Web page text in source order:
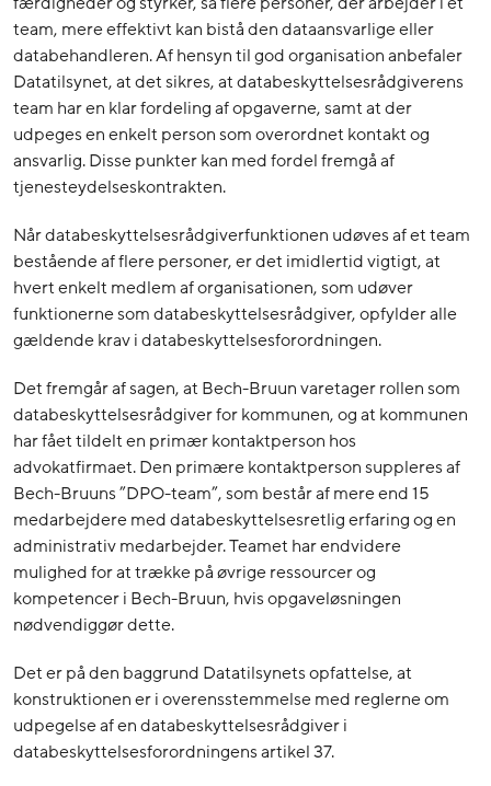
team, mere effektivt kan bistå den dataansvarlige eller
databehandleren. Af hensyn til god organisation anbefaler
Datatilsynet, at det sikres, at databeskyttelsesrådgiverens
team har en klar fordeling af opgaverne, samt at der
udpeges en enkelt person som overordnet kontakt og
ansvarlig. Disse punkter kan med fordel fremgå af
tjenesteydelseskontrakten.
Når databeskyttelsesrådgiverfunktionen udøves af et team
bestående af flere personer, er det imidlertid vigtigt, at
hvert enkelt medlem af organisationen, som udøver
funktionerne som databeskyttelsesrådgiver, opfylder alle
gældende krav i databeskyttelsesforordningen.
Det fremgår af sagen, at Bech-Bruun varetager rollen som
databeskyttelsesrådgiver for kommunen, og at kommunen
har fået tildelt en primær kontaktperson hos
advokatfirmaet. Den primære kontaktperson suppleres af
Bech-Bruuns ”DPO-team”, som består af mere end 15
medarbejdere med databeskyttelsesretlig erfaring og en
administrativ medarbejder. Teamet har endvidere
mulighed for at trække på øvrige ressourcer og
kompetencer i Bech-Bruun, hvis opgaveløsningen
nødvendiggør dette.
Det er på den baggrund Datatilsynets opfattelse, at
konstruktionen er i overensstemmelse med reglerne om
udpegelse af en databeskyttelsesrådgiver i
databeskyttelsesforordningens artikel 37.